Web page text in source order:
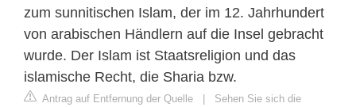
zum sunnitischen Islam, der im 12. Jahrhundert
von arabischen Händlern auf die Insel gebracht
wurde. Der Islam ist Staatsreligion und das
islamische Recht, die Sharia bzw.
Antrag auf Entfernung der Quelle | Sehen Sie sich die